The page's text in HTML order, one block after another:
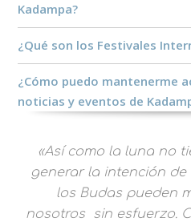
Kadampa?
¿Qué son los Festivales
¿Cómo puedo mantenerme
noticias y eventos de
«Así como la luna no
generar la intención de
los Budas pueden
nosotros sin esfuerzo.